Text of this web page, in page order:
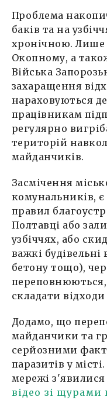
Проблема
баків та на
хронічною. Лише
Окопному, а
Війська
захаращення
нараховуються
працівникам
регулярно
територій
майданчиків.
Засмічення
комунальників,
правил
Полтавці або
узбіччях, або
важкі
бетону тощо),
складати
Додамо, що
майданчики та
серйозними
паразитів у
мережі з'явилися
відео зі щурами